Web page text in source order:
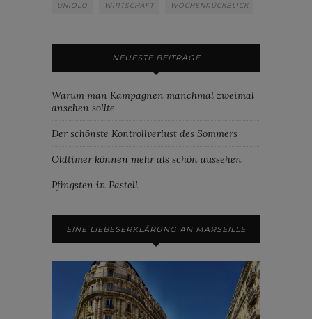
UNIQLO WIRTSCHAFT WOCHENRÜCKBLICK
NEUESTE BEITRÄGE
Warum man Kampagnen manchmal zweimal
ansehen sollte
Der schönste Kontrollverlust des Sommers
Oldtimer können mehr als schön aussehen
Pfingsten in Pastell
EINE LIEBESERKLÄRUNG AN MARSEILLE